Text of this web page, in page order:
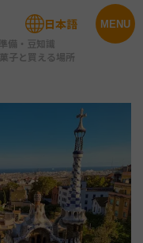
MENU
日本語
備・豆知識
子と買える場所